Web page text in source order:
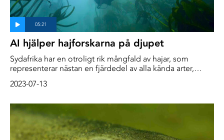
AI hjälper hajforskarna på djupet
Sydafrika har en otroligt rik mångfald av hajar, som
representerar nästan en fjärdedel av alla kända arter,
2023-07-13